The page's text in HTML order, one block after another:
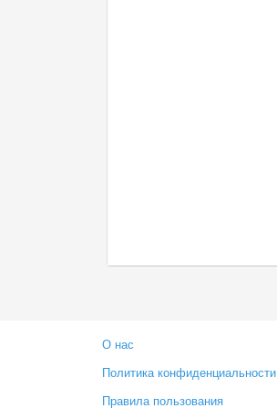
О нас
Политика конфиденциальности
Правила пользования